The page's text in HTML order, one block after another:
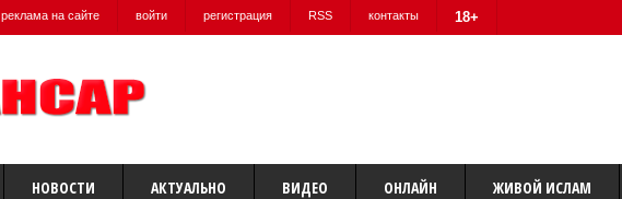
реклама на сайте войти регистрация RSS контакты 18+
НОВОСТИ АКТУАЛЬНО ВИДЕО ОНЛАЙН ЖИВОЙ ИСЛАМ